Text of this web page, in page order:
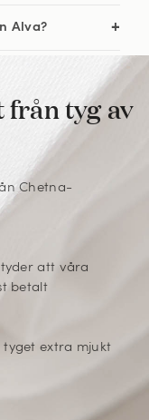
Alva?
från tyg av
Chetna-
att våra
betalt
extra mjukt